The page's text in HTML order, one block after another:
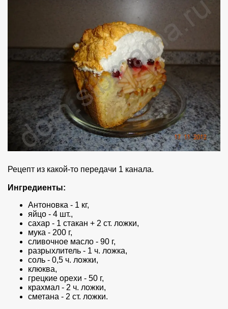
Рецепт из какой-то передачи 1 канала.
Ингредиенты:
Антоновка - 1 кг,
яйцо - 4 шт.,
сахар - 1 стакан + 2 ст. ложки,
мука - 200 г,
сливочное масло - 90 г,
разрыхлитель - 1 ч. ложка,
соль - 0,5 ч. ложки,
клюква,
грецкие орехи - 50 г,
крахмал - 2 ч. ложки,
сметана - 2 ст. ложки.